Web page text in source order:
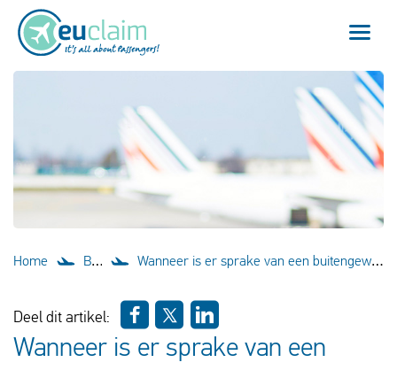
Vlucht geannuleerd
Home Blog Wanneer is er sprake van een buitengewone omstandigheid?
Deel dit artikel:
Wanneer is er sprake van een